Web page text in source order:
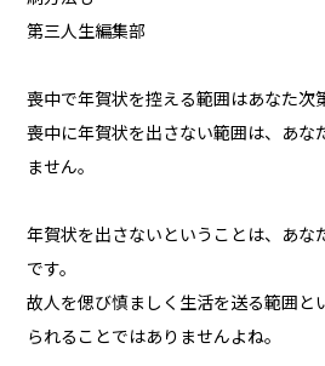
第三人生編集部
喪中で年賀状を控える範囲はあなた次
喪中に年賀状を出さない範囲は、あな
ません。
年賀状を出さないということは、あな
です。
故人を偲び慎ましく生活を送る範囲と
られることではありませんよね。